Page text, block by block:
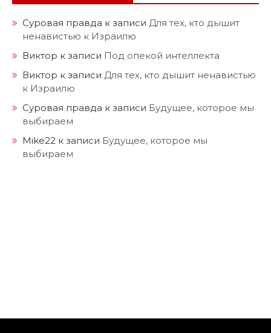
Суровая правда к записи Для тех, кто дышит
ненавистью к Израилю
Виктор к записи Под опекой интеллекта
Виктор к записи Для тех, кто дышит ненавистью
к Израилю
Суровая правда к записи Будущее, которое мы
выбираем
Mike22 к записи Будущее, которое мы
выбираем